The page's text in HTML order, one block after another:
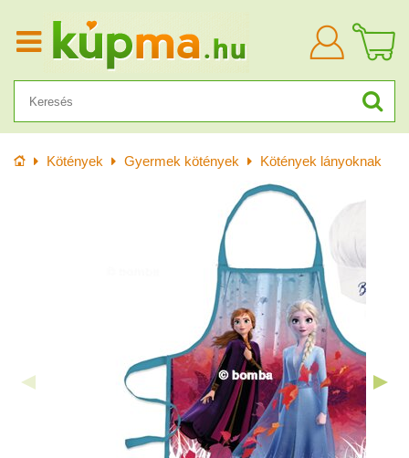
KezdőlapKötények Gyermek kötények Kötények lányoknak